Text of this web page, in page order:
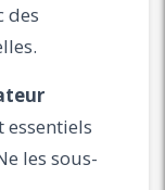
des
les sous-